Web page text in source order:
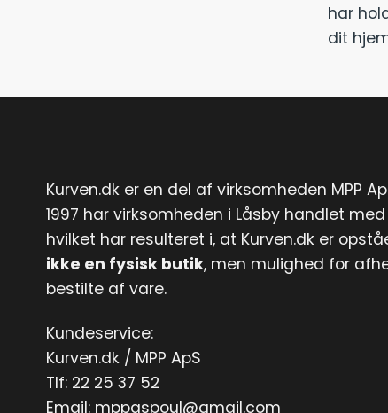
har
dit
Kurven.dk er en del af virksomheden MPP
1997 har virksomheden i Låsby handlet
hvilket har resulteret i, at Kurven.dk er
ikke en fysisk butik, men mulighed for
bestilte af vare.
Kundeservice:
Kurven.dk / MPP ApS
Tlf: 22 25 37 52
Email: mppaspoul@gmail.com